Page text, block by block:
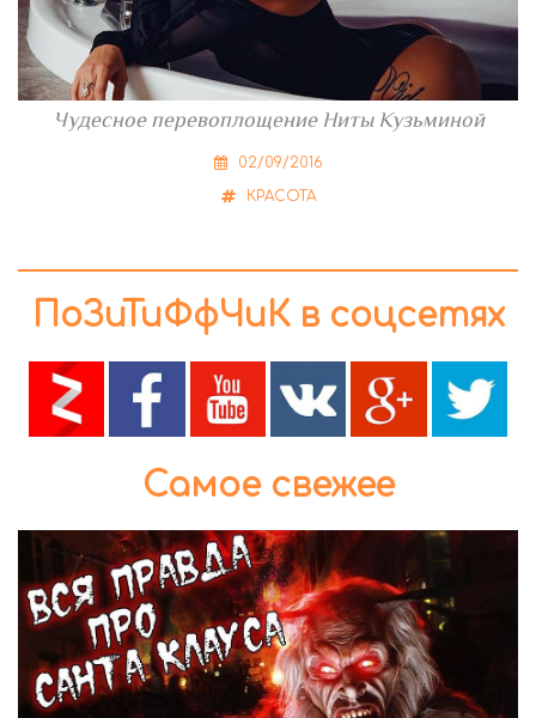
Чудесное перевоплощение Ниты Кузьминой
02/09/2016
КРАСОТА
ПоЗиТиФфЧиК в соцсетях
Самое свежее